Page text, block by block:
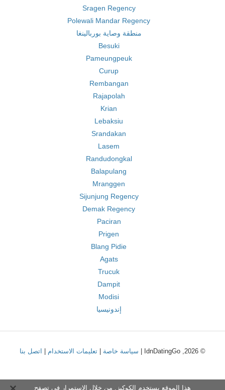
Sragen Regency
Polewali Mandar Regency
منطقة وصاية بوربالينغا
Besuki
Pameungpeuk
Curup
Rembangan
Rajapolah
Krian
Lebaksiu
Srandakan
Lasem
Randudongkal
Balapulang
Mranggen
Sijunjung Regency
Demak Regency
Paciran
Prigen
Blang Pidie
Agats
Trucuk
Dampit
Modisi
إندونيسيا
© 2026, IdnDatingGo | سياسة خاصة تعليمات الاستخدام اتصل بنا
هذا الموقع يستخدم الكوكيز. من خلال الاستمرار في تصفح